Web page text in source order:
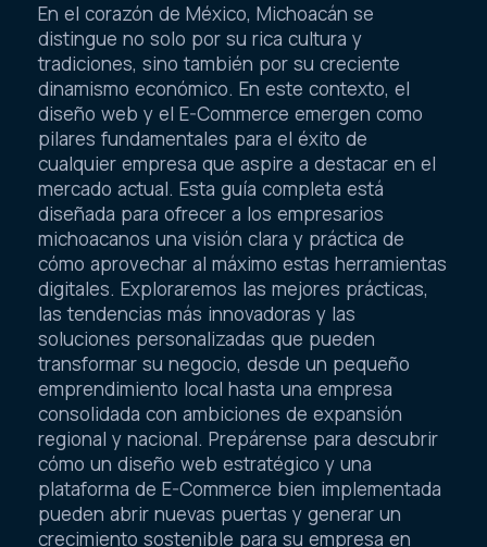
En el corazón de México, Michoacán se
distingue no solo por su rica cultura y
tradiciones, sino también por su creciente
dinamismo económico. En este contexto, el
diseño web y el E-Commerce emergen como
pilares fundamentales para el éxito de
cualquier empresa que aspire a destacar en el
mercado actual. Esta guía completa está
diseñada para ofrecer a los empresarios
michoacanos una visión clara y práctica de
cómo aprovechar al máximo estas herramientas
digitales. Exploraremos las mejores prácticas,
las tendencias más innovadoras y las
soluciones personalizadas que pueden
transformar su negocio, desde un pequeño
emprendimiento local hasta una empresa
consolidada con ambiciones de expansión
regional y nacional. Prepárense para descubrir
cómo un diseño web estratégico y una
plataforma de E-Commerce bien implementada
pueden abrir nuevas puertas y generar un
crecimiento sostenible para su empresa en